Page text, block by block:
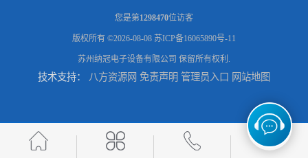
全自动电子防潮柜厂家优惠定制 全自动防潮柜设备供应 济南全自动电子防潮柜供应 防潮柜厂家直销型号齐全
您是第1298470位访客
版权所有 ©2026-08-08 苏ICP备16065890号-11
苏州纳冠电子设备有限公司 保留所有权利.
技术支持： 八方资源网 免责声明 管理员入口 网站地图